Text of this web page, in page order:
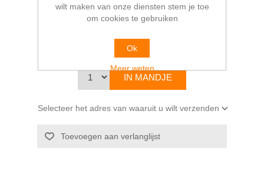
L. A. CAHAGNET
€40,00
Selecteer het adres van waaruit u wilt verzenden
wilt maken van onze diensten stem je toe
om cookies te gebruiken
Ok
Meer weten